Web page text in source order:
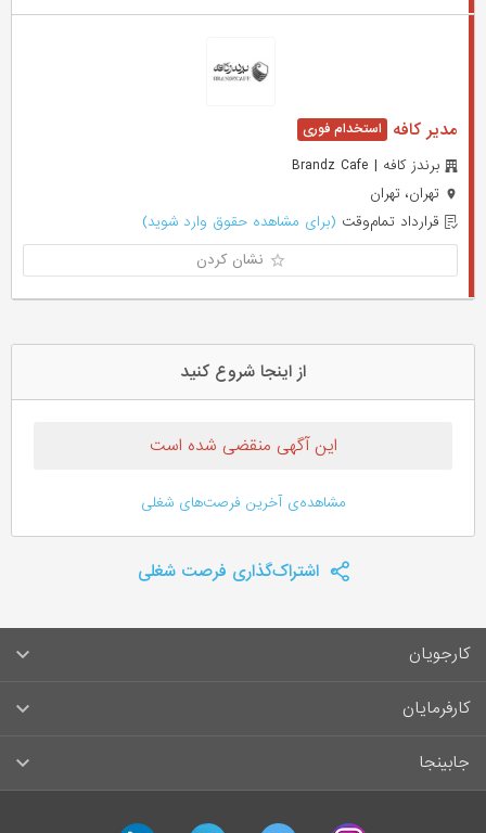
مدیر کافه
برندز کافه | Brandz Cafe
تهران، تهران
قرارداد تمام‌وقت (برای مشاهده حقوق وارد شوید)
نشان کردن
از اینجا شروع کنید
این آگهی منقضی شده است
مشاهده‌ی آخرین فرصت‌های شغلی
اشتراک‌گذاری فرصت شغلی
کارجویان
سوالات متداول کارجویان
لیست مشاغل
کارفرمایان
راهنمای ثبت آگهی استخدام
جابینجا